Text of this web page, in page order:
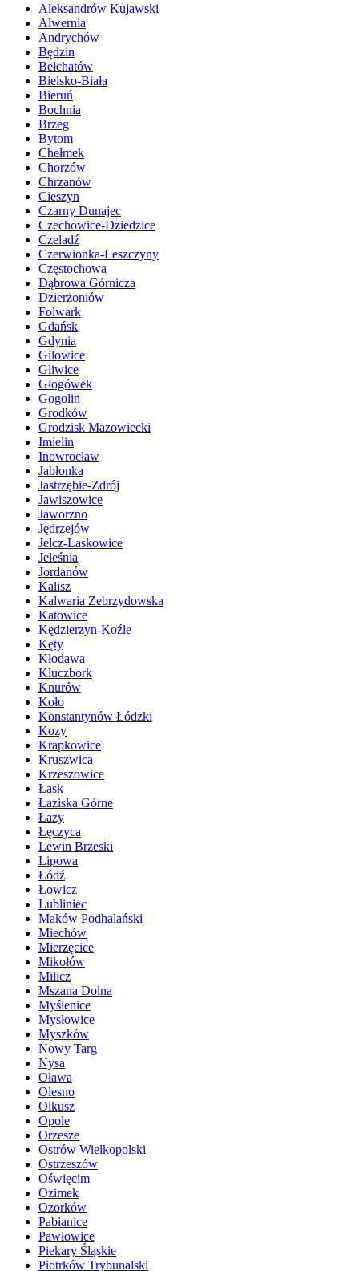
Aleksandrów Kujawski
Alwernia
Andrychów
Będzin
Bełchatów
Bielsko-Biała
Bieruń
Bochnia
Brzeg
Bytom
Chełmek
Chorzów
Chrzanów
Cieszyn
Czarny Dunajec
Czechowice-Dziedzice
Czeladź
Czerwionka-Leszczyny
Częstochowa
Dąbrowa Górnicza
Dzierżoniów
Folwark
Gdańsk
Gdynia
Gilowice
Gliwice
Głogówek
Gogolin
Grodków
Grodzisk Mazowiecki
Imielin
Inowrocław
Jabłonka
Jastrzębie-Zdrój
Jawiszowice
Jaworzno
Jędrzejów
Jelcz-Laskowice
Jeleśnia
Jordanów
Kalisz
Kalwaria Zebrzydowska
Katowice
Kędzierzyn-Koźle
Kęty
Kłodawa
Kluczbork
Knurów
Koło
Konstantynów Łódzki
Kozy
Krapkowice
Kruszwica
Krzeszowice
Łask
Łaziska Górne
Łazy
Łęczyca
Lewin Brzeski
Lipowa
Łódź
Łowicz
Lubliniec
Maków Podhalański
Miechów
Mierzęcice
Mikołów
Milicz
Mszana Dolna
Myślenice
Mysłowice
Myszków
Nowy Targ
Nysa
Oława
Olesno
Olkusz
Opole
Orzesze
Ostrów Wielkopolski
Ostrzeszów
Oświęcim
Ozimek
Ozorków
Pabianice
Pawłowice
Piekary Śląskie
Piotrków Trybunalski